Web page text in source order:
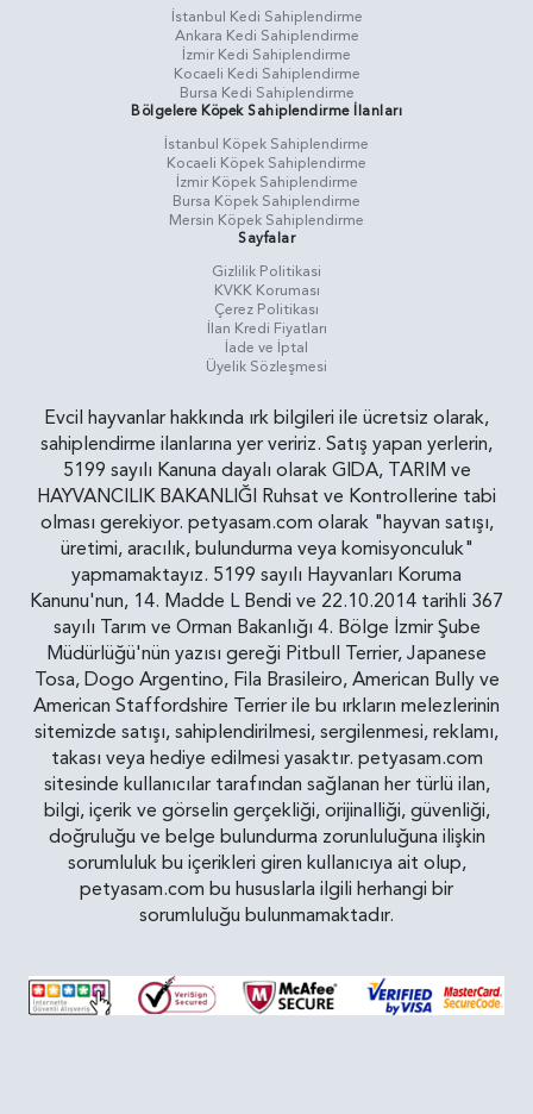
İstanbul Kedi Sahiplendirme
Ankara Kedi Sahiplendirme
İzmir Kedi Sahiplendirme
Kocaeli Kedi Sahiplendirme
Bursa Kedi Sahiplendirme
Bölgelere Köpek Sahiplendirme İlanları
İstanbul Köpek Sahiplendirme
Kocaeli Köpek Sahiplendirme
İzmir Köpek Sahiplendirme
Bursa Köpek Sahiplendirme
Mersin Köpek Sahiplendirme
Sayfalar
Gizlilik Politikasi
KVKK Koruması
Çerez Politikası
İlan Kredi Fiyatları
İade ve İptal
Üyelik Sözleşmesi
Evcil hayvanlar hakkında ırk bilgileri ile ücretsiz olarak,
sahiplendirme ilanlarına yer veririz. Satış yapan yerlerin,
5199 sayılı Kanuna dayalı olarak GIDA, TARIM ve
HAYVANCILIK BAKANLIĞI Ruhsat ve Kontrollerine tabi
olması gerekiyor. petyasam.com olarak "hayvan satışı,
üretimi, aracılık, bulundurma veya komisyonculuk"
yapmamaktayız. 5199 sayılı Hayvanları Koruma
Kanunu'nun, 14. Madde L Bendi ve 22.10.2014 tarihli 367
sayılı Tarım ve Orman Bakanlığı 4. Bölge İzmir Şube
Müdürlüğü'nün yazısı gereği Pitbull Terrier, Japanese
Tosa, Dogo Argentino, Fila Brasileiro, American Bully ve
American Staffordshire Terrier ile bu ırkların melezlerinin
sitemizde satışı, sahiplendirilmesi, sergilenmesi, reklamı,
takası veya hediye edilmesi yasaktır. petyasam.com
sitesinde kullanıcılar tarafından sağlanan her türlü ilan,
bilgi, içerik ve görselin gerçekliği, orijinalliği, güvenliği,
doğruluğu ve belge bulundurma zorunluluğuna ilişkin
sorumluluk bu içerikleri giren kullanıcıya ait olup,
petyasam.com bu hususlarla ilgili herhangi bir
sorumluluğu bulunmamaktadır.